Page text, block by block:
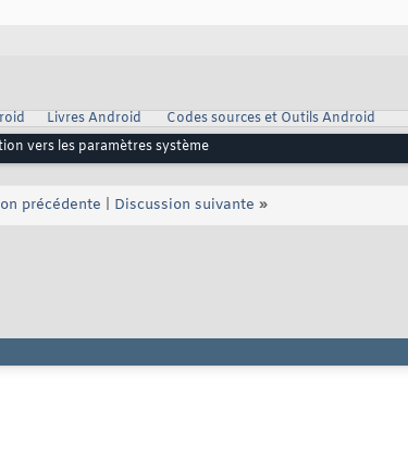
Livres Android Codes sources et Outils Android
vers les paramètres système
précédente Discussion suivante »